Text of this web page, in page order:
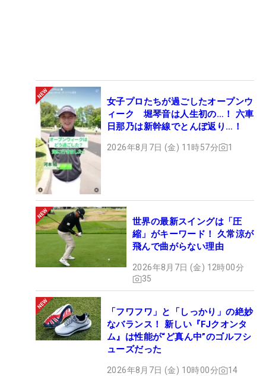
女子プロたちが過ごしたオープンウ
ィーク 堀琴音は人生初の…！ 六車
日那乃は新幹線でとんぼ返り…！
2026年8月7日 (金) 11時57分 1
世界の最新スイングは「圧
縮」がキーワード！ 久常涼が
飛んで曲がらない理由
2026年8月7日 (金) 12時00分
35
「フワフワ」と「しっかり」の絶妙
なバランス！ 新しい『FJクオンタ
ム』は性能が“ど真ん中”のゴルフシ
ューズだった
2026年8月7日 (金) 10時00分 14